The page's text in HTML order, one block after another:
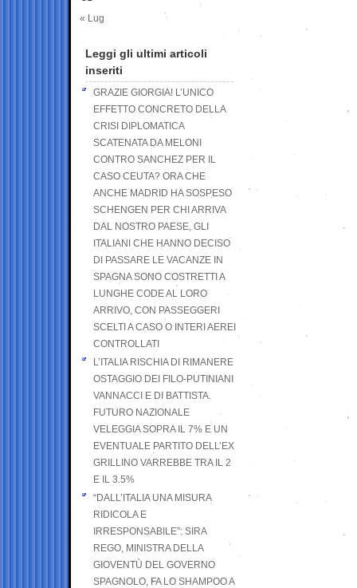
« Lug
Leggi gli ultimi articoli
inseriti
GRAZIE GIORGIA! L’UNICO
EFFETTO CONCRETO DELLA
CRISI DIPLOMATICA
SCATENATA DA MELONI
CONTRO SANCHEZ PER IL
CASO CEUTA? ORA CHE
ANCHE MADRID HA SOSPESO
SCHENGEN PER CHI ARRIVA
DAL NOSTRO PAESE, GLI
ITALIANI CHE HANNO DECISO
DI PASSARE LE VACANZE IN
SPAGNA SONO COSTRETTI A
LUNGHE CODE AL LORO
ARRIVO, CON PASSEGGERI
SCELTI A CASO O INTERI AEREI
CONTROLLATI
L’ITALIA RISCHIA DI RIMANERE
OSTAGGIO DEI FILO-PUTINIANI
VANNACCI E DI BATTISTA.
FUTURO NAZIONALE
VELEGGIA SOPRA IL 7% E UN
EVENTUALE PARTITO DELL’EX
GRILLINO VARREBBE TRA IL 2
E IL 3.5%
“DALL’ITALIA UNA MISURA
RIDICOLA E
IRRESPONSABILE”: SIRA
REGO, MINISTRA DELLA
GIOVENTÙ DEL GOVERNO
SPAGNOLO, FA LO SHAMPOO A